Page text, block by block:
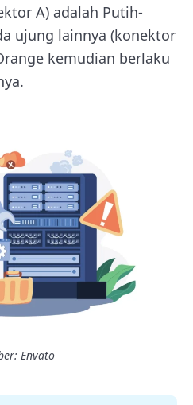
A) adalah Putih-
ujung lainnya (konektor
kemudian berlaku
Envato